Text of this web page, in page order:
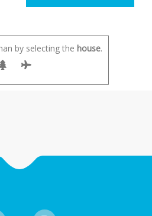
by selecting the house.